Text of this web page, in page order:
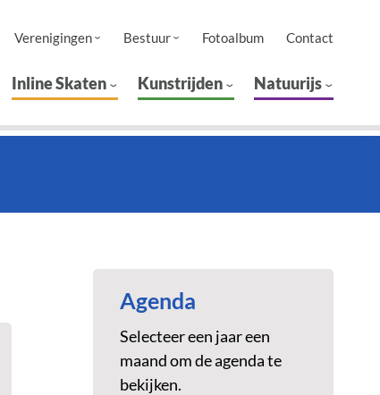
Verenigingen Bestuur Fotoalbum Contact
Inline Skaten Kunstrijden Natuurijs
Agenda
Selecteer een jaar een
maand om de agenda te
bekijken.